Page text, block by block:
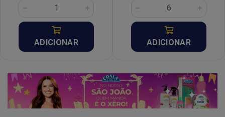
ADICIONAR ADICIONAR